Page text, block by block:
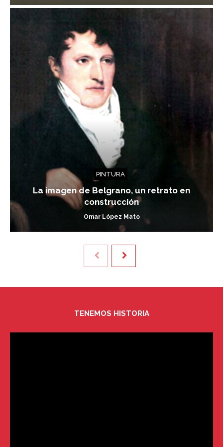
PINTURA
La imagen de Belgrano, un retrato en
construcción
Omar López Mato
TENEMOS HISTORIA